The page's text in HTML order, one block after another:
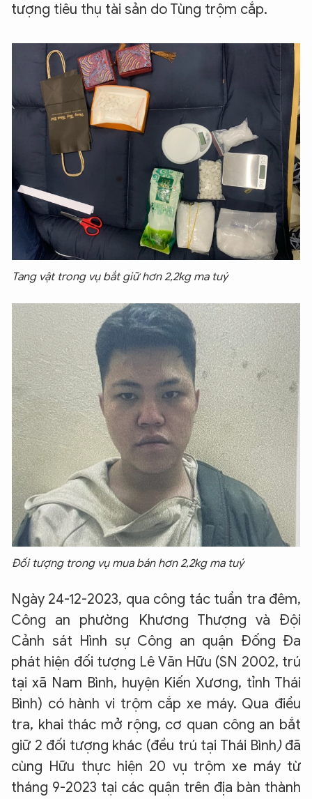
tượng tiêu thụ tài sản do Tùng trộm cắp.
Tang vật trong vụ bắt giữ hơn 2,2kg ma tuý
Đối tượng trong vụ mua bán hơn 2,2kg ma tuý
Ngày 24-12-2023, qua công tác tuần tra đêm,
Công an phường Khương Thượng và Đội
Cảnh sát Hình sự Công an quận Đống Đa
phát hiện đối tượng Lê Văn Hữu (SN 2002, trú
tại xã Nam Bình, huyện Kiến Xương, tỉnh Thái
Bình) có hành vi trộm cắp xe máy. Qua điều
tra, khai thác mở rộng, cơ quan công an bắt
giữ 2 đối tượng khác (đều trú tại Thái Bình)đã
cùng Hữu thực hiện 20 vụ trộm xe máy từ
tháng 9-2023 tại các quận trên địa bàn thành